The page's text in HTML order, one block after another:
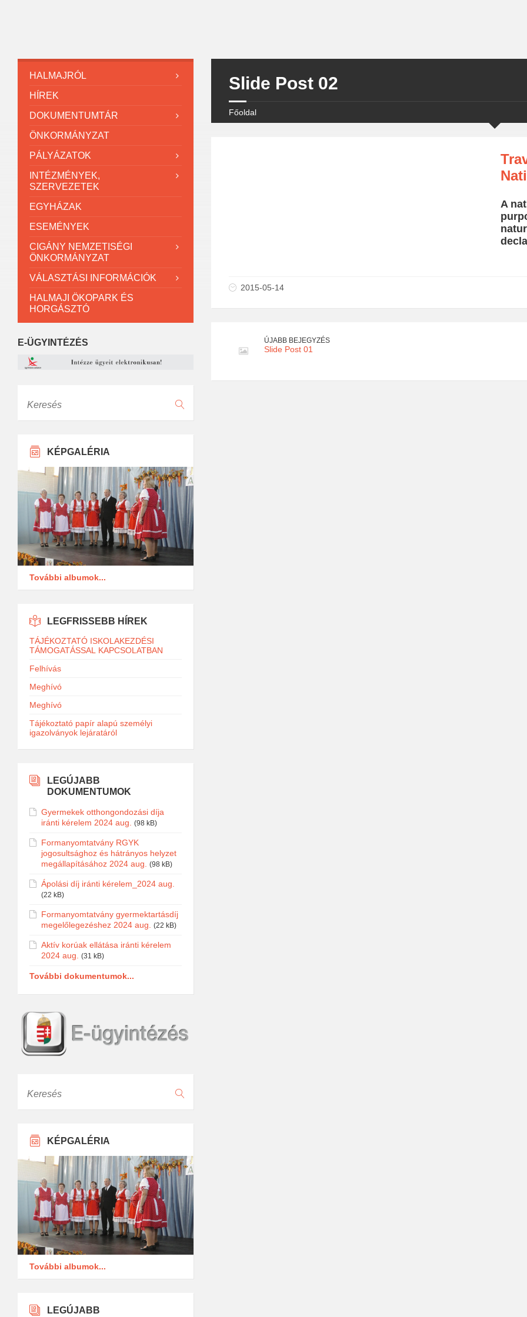
Slide Post 02
Főoldal
A
2015-05-14
ÚJABB BEJEGYZÉS
Slide Post 01
HALMAJRÓL
HÍREK
DOKUMENTUMTÁR
ÖNKORMÁNYZAT
PÁLYÁZATOK
INTÉZMÉNYEK,
SZERVEZETEK
EGYHÁZAK
ESEMÉNYEK
CIGÁNY NEMZETISÉGI
ÖNKORMÁNYZAT
VÁLASZTÁSI INFORMÁCIÓK
HALMAJI ÖKOPARK ÉS
HORGÁSZTÓ
E-ÜGYINTÉZÉS
KÉPGALÉRIA
További albumok...
LEGFRISSEBB HÍREK
TÁJÉKOZTATÓ ISKOLAKEZDÉSI
TÁMOGATÁSSAL KAPCSOLATBAN
Felhívás
Meghívó
Meghívó
Tájékoztató papír alapú személyi
igazolványok lejáratáról
LEGÚJABB
DOKUMENTUMOK
Gyermekek otthongondozási díja
iránti kérelem 2024 aug.
(98 kB)
Formanyomtatvány RGYK
jogosultsághoz és hátrányos helyzet
megállapításához 2024 aug.
(98 kB)
Ápolási díj iránti kérelem_2024 aug.
(22 kB)
Formanyomtatvány gyermektartásdíj
megelőlegezéshez 2024 aug.
(22 kB)
Aktív korúak ellátása iránti kérelem
2024 aug.
(31 kB)
További dokumentumok...
KÉPGALÉRIA
További albumok...
LEGÚJABB